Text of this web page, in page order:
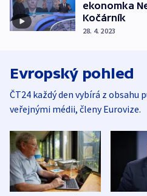
ekonomka
Kočárník
28. 4. 2023
Evropský pohled
ČT24 každý den vybírá z obsahu
veřejnými médii, členy Eurovize.